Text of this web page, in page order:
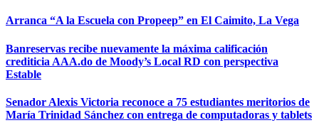
Arranca “A la Escuela con Propeep” en El Caimito, La Vega
Banreservas recibe nuevamente la máxima calificación
crediticia AAA.do de Moody’s Local RD con perspectiva
Estable
Senador Alexis Victoria reconoce a 75 estudiantes meritorios de
María Trinidad Sánchez con entrega de computadoras y tablets